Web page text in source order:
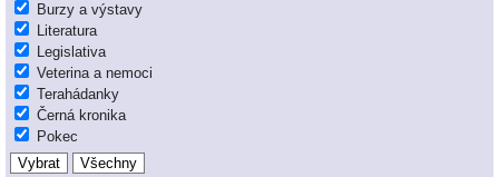
Burzy a výstavy
Literatura
Legislativa
Veterina a nemoci
Terahádanky
Černá kronika
Pokec